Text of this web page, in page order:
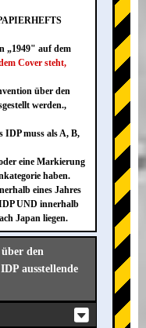
„1949" auf dem
Cover steht,
über den
werden.,
IDP muss als A, B,
eine Markierung
haben.
eines Jahres
UND innerhalb
Japan liegen.
den
ausstellende